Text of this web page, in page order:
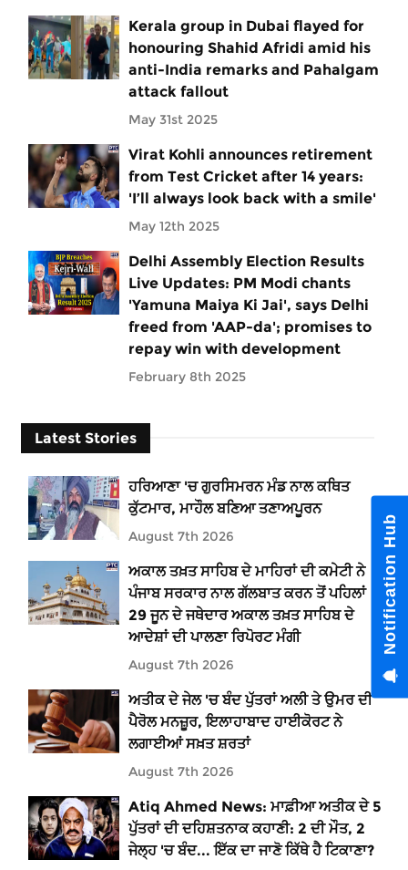
Kerala group in Dubai flayed for
honouring Shahid Afridi amid his
anti-India remarks and Pahalgam
attack fallout
May 31st 2025
Virat Kohli announces retirement
from Test Cricket after 14 years:
'I’ll always look back with a smile'
May 12th 2025
Delhi Assembly Election Results
Live Updates: PM Modi chants
'Yamuna Maiya Ki Jai', says Delhi
freed from 'AAP-da'; promises to
repay win with development
February 8th 2025
Latest Stories
ਹਰਿਆਣਾ 'ਚ ਗੁਰਸਿਮਰਨ ਮੰਡ ਨਾਲ ਕਥਿਤ
ਕੁੱਟਮਾਰ, ਮਾਹੌਲ ਬਣਿਆ ਤਣਾਅਪੂਰਨ
August 7th 2026
ਅਕਾਲ ਤਖ਼ਤ ਸਾਹਿਬ ਦੇ ਮਾਹਿਰਾਂ ਦੀ ਕਮੇਟੀ ਨੇ
ਪੰਜਾਬ ਸਰਕਾਰ ਨਾਲ ਗੱਲਬਾਤ ਕਰਨ ਤੋਂ ਪਹਿਲਾਂ
29 ਜੂਨ ਦੇ ਜਥੇਦਾਰ ਅਕਾਲ ਤਖ਼ਤ ਸਾਹਿਬ ਦੇ
ਆਦੇਸ਼ਾਂ ਦੀ ਪਾਲਣਾ ਰਿਪੋਰਟ ਮੰਗੀ
August 7th 2026
ਅਤੀਕ ਦੇ ਜੇਲ 'ਚ ਬੰਦ ਪੁੱਤਰਾਂ ਅਲੀ ਤੇ ਉਮਰ ਦੀ
ਪੈਰੋਲ ਮਨਜ਼ੂਰ, ਇਲਾਹਾਬਾਦ ਹਾਈਕੋਰਟ ਨੇ
ਲਗਾਈਆਂ ਸਖ਼ਤ ਸ਼ਰਤਾਂ
August 7th 2026
Atiq Ahmed News: ਮਾਫ਼ੀਆ ਅਤੀਕ ਦੇ 5
ਪੁੱਤਰਾਂ ਦੀ ਦਹਿਸ਼ਤਨਾਕ ਕਹਾਣੀ: 2 ਦੀ ਮੌਤ, 2
ਜੇਲ੍ਹ 'ਚ ਬੰਦ... ਇੱਕ ਦਾ ਜਾਣੋ ਕਿੱਥੇ ਹੈ ਟਿਕਾਣਾ?
Notification Hub